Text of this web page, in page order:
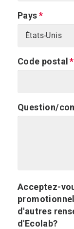
Pays
Code postal
Question/
Acceptez-
d'autres
d'Ecolab?